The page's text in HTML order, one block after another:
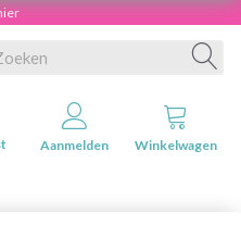
Aanmelden Winkelwagen